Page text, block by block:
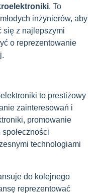
. To
inżynierów, aby
się z najlepszymi
o reprezentowanie
to prestiżowy
zainteresowań i
promowanie
technologiami
do kolejnego
reprezentować